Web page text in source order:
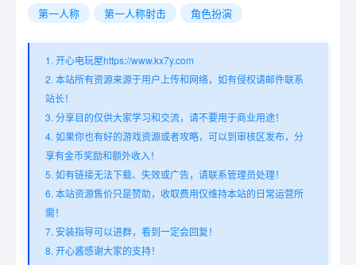
第一人称
第一人称射击 角色扮演
1. 开心电玩屋https://www.kx7y.com
2. 本站所有资源来源于用户上传和网络，如有侵权请邮件联系
站长！
3. 分享目的仅供大家学习和交流，请不要用于商业用途！
4. 如果你也有好的游戏资源或者攻略，可以到审核区发布，分
享有金币奖励和额外收入！
5. 如有链接无法下载、失效或广告，请联系管理员处理！
6. 本站资源售价只是赞助，收取费用仅维持本站的日常运营所
需！
7. 安装指导可以进群，看到一定会回复！
8. 开心酱感谢大家的支持！